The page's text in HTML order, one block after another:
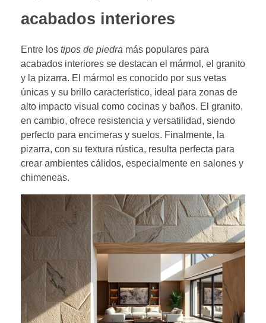
acabados interiores
Entre los tipos de piedra más populares para
acabados interiores se destacan el mármol, el granito
y la pizarra. El mármol es conocido por sus vetas
únicas y su brillo característico, ideal para zonas de
alto impacto visual como cocinas y baños. El granito,
en cambio, ofrece resistencia y versatilidad, siendo
perfecto para encimeras y suelos. Finalmente, la
pizarra, con su textura rústica, resulta perfecta para
crear ambientes cálidos, especialmente en salones y
chimeneas.